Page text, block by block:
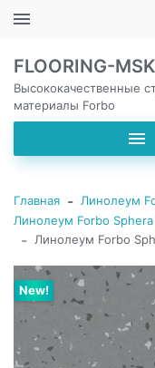
FLOORING-MSK
Высококачественные
материалы Forbo
Главная - Линолеум
Линолеум Forbo
- Линолеум Forbo
New!